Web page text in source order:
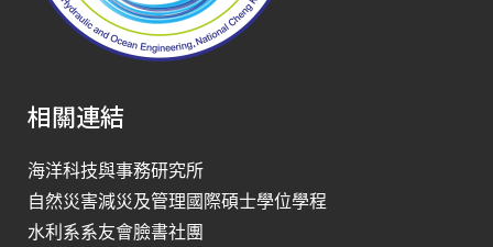
相關連結
海洋科技與事務研究所
自然災害減災及管理國際碩士學位學程
水利系系友會臉書社團